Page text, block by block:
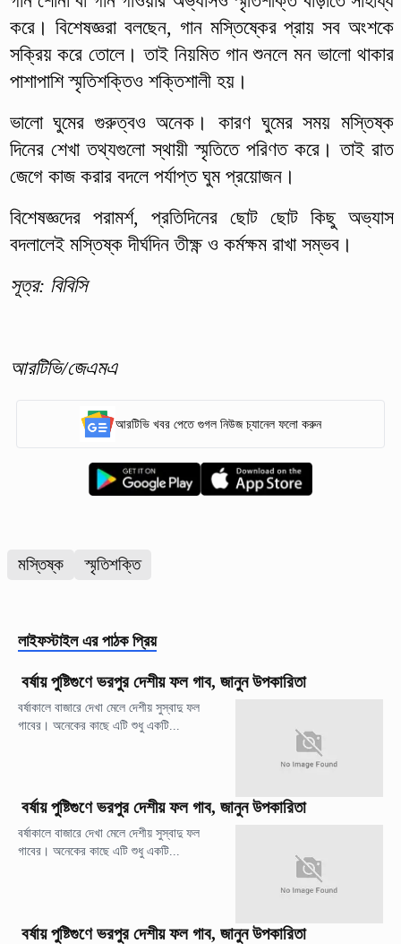
করে। বিশেষজ্ঞরা বলছেন, গান মস্তিষ্কের প্রায় সব অংশকে
সক্রিয় করে তোলে। তাই নিয়মিত গান শুনলে মন ভালো থাকার
পাশাপাশি স্মৃতিশক্তিও শক্তিশালী হয়।
ভালো ঘুমের গুরুত্বও অনেক। কারণ ঘুমের সময় মস্তিষ্ক
দিনের শেখা তথ্যগুলো স্থায়ী স্মৃতিতে পরিণত করে। তাই রাত
জেগে কাজ করার বদলে পর্যাপ্ত ঘুম প্রয়োজন।
বিশেষজ্ঞদের পরামর্শ, প্রতিদিনের ছোট ছোট কিছু অভ্যাস
বদলালেই মস্তিষ্ক দীর্ঘদিন তীক্ষ্ণ ও কর্মক্ষম রাখা সম্ভব।
সূত্র: বিবিসি
আরটিভি/জেএমএ
আরটিভি খবর পেতে গুগল নিউজ চ্যানেল ফলো করুন
মস্তিষ্ক স্মৃতিশক্তি
লাইফস্টাইল এর পাঠক প্রিয়
বর্ষায় পুষ্টিগুণে ভরপুর দেশীয় ফল গাব, জানুন উপকারিতা
বর্ষাকালে বাজারে দেখা মেলে দেশীয় সুস্বাদু ফল
গাবের। অনেকের কাছে এটি শুধু একটি...
বর্ষায় পুষ্টিগুণে ভরপুর দেশীয় ফল গাব, জানুন উপকারিতা
বর্ষাকালে বাজারে দেখা মেলে দেশীয় সুস্বাদু ফল
গাবের। অনেকের কাছে এটি শুধু একটি...
বর্ষায় পুষ্টিগুণে ভরপুর দেশীয় ফল গাব, জানুন উপকারিতা